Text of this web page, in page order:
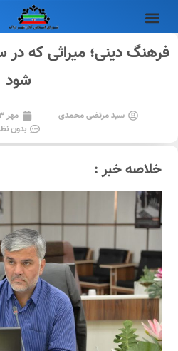
فرهنگ دینی؛ میراثی که در
شود
سید مرتضی محمدی مهر ۱۳, ۱۴۰۴
بدون نظر
خلاصه خبر :